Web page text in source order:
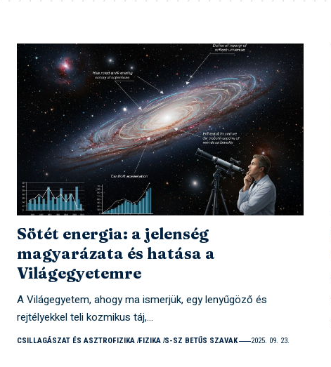
Sötét energia: a jelenség
magyarázata és hatása a
Világegyetemre
A Világegyetem, ahogy ma ismerjük, egy lenyűgöző és
rejtélyekkel teli kozmikus táj,…
CSILLAGÁSZAT ÉS ASZTROFIZIKA FIZIKA S-SZ BETŰS SZAVAK 2025. 09. 23.